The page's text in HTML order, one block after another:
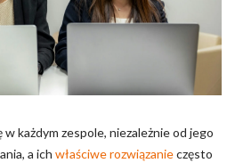
każdym zespole, niezależnie od jego
a ich właściwe rozwiązanieczęsto
zmieniają wygląd lub
preferowany język lub region, w
właścicielem stron
jaki sposób różni użytkownicy